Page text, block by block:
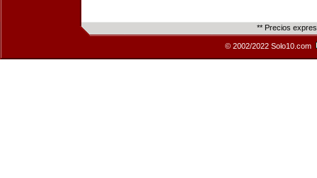
** Precios
© 2002/2022 Solo10.com